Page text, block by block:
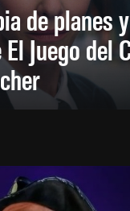
de planes
Juego del